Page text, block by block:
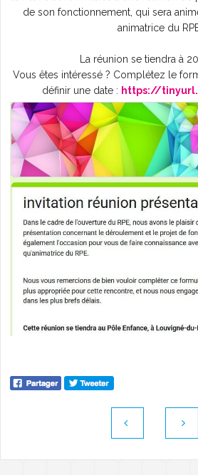
de son fonctionnement, qui sera
animatrice du
La réunion se tiendra à
Vous êtes intéressé ? Complétez le
définir une date : https://